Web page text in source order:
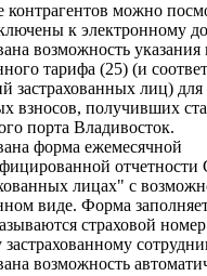
контрагентов можно
к электронному
возможность указания
тарифа (25) (и
застрахованных лиц)
взносов, получивших
порта Владивосток.
форма ежемесячной
лицах" с
виде. Форма
страховой
возможность